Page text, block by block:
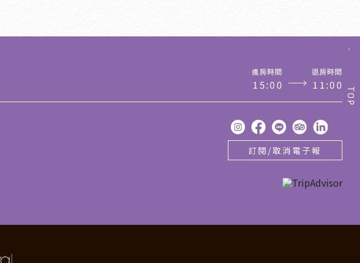
TOP
進房時間
15:00
退房時間
1 1:00
訂閱/取消電子報